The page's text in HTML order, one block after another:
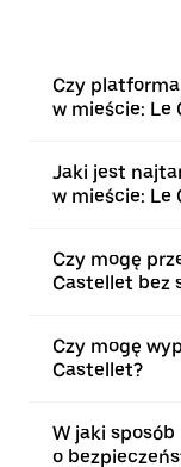
Czy
w mieście: Le
Jaki jest
w mieście: Le
Czy mogę
Castellet bez
Czy mogę
Castellet?
W jaki
o